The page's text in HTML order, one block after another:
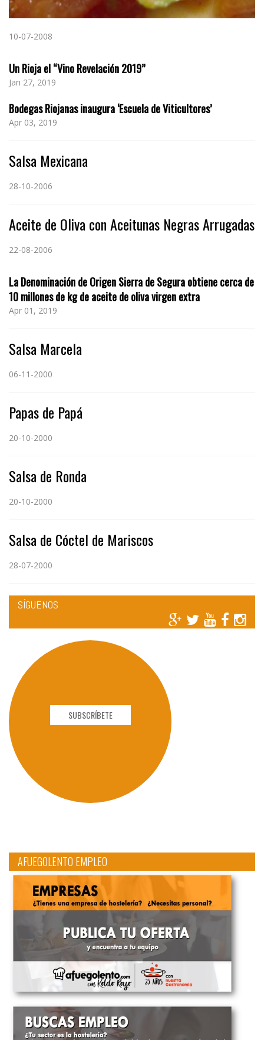
10-07-2008
Un Rioja el “Vino Revelación 2019”
Jan 27, 2019
Bodegas Riojanas inaugura ‘Escuela de Viticultores’
Apr 03, 2019
Salsa Mexicana
28-10-2006
Aceite de Oliva con Aceitunas Negras Arrugadas
22-08-2006
La Denominación de Origen Sierra de Segura obtiene cerca de
10 millones de kg de aceite de oliva virgen extra
Apr 01, 2019
Salsa Marcela
06-11-2000
Papas de Papá
20-10-2000
Salsa de Ronda
20-10-2000
Salsa de Cóctel de Mariscos
28-07-2000
SÍGUENOS
SUBSCRÍBETE
AFUEGOLENTO EMPLEO